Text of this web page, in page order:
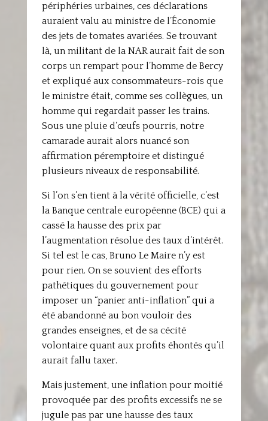
périphéries urbaines, ces déclarations
auraient valu au ministre de l’Économie
des jets de tomates avariées. Se trouvant
là, un militant de la NAR aurait fait de son
corps un rempart pour l’homme de Bercy
et expliqué aux consommateurs-rois que
le ministre était, comme ses collègues, un
homme qui regardait passer les trains.
Sous une pluie d’œufs pourris, notre
camarade aurait alors nuancé son
affirmation péremptoire et distingué
plusieurs niveaux de responsabilité.
Si l’on s’en tient à la vérité officielle, c’est
la Banque centrale européenne (BCE) qui a
cassé la hausse des prix par
l’augmentation résolue des taux d’intérêt.
Si tel est le cas, Bruno Le Maire n’y est
pour rien. On se souvient des efforts
pathétiques du gouvernement pour
imposer un “panier anti-inflation” qui a
été abandonné au bon vouloir des
grandes enseignes, et de sa cécité
volontaire quant aux profits éhontés qu’il
aurait fallu taxer.
Mais justement, une inflation pour moitié
provoquée par des profits excessifs ne se
jugule pas par une hausse des taux